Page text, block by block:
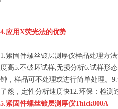
4.应用X荧光法的优势
1.紧固件螺丝镀层测厚仪样品处理方
度高5.不破坏试样,无损分析6.试样形
钟，样品可不处理或进行简单处理。
了然，定性分析速度快12.环保：检测
5.紧固件螺丝镀层测厚仪Thick800A